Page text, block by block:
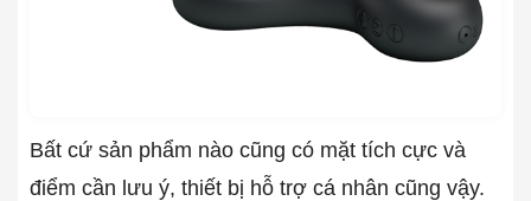
Bất cứ sản phẩm nào cũng có mặt tích cực và
điểm cần lưu ý, thiết bị hỗ trợ cá nhân cũng vậy.